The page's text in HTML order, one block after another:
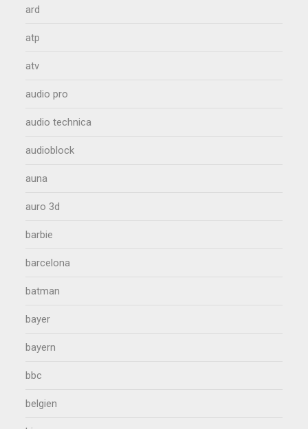
ard
atp
atv
audio pro
audio technica
audioblock
auna
auro 3d
barbie
barcelona
batman
bayer
bayern
bbc
belgien